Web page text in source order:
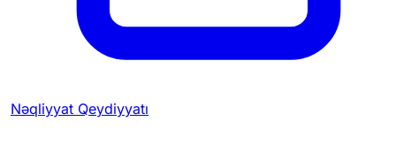
Nəqliyyat Qeydiyyatı